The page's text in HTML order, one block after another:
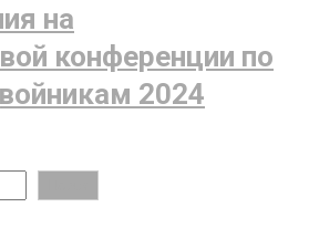
на
конференции по
2024